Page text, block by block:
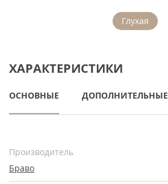
Глухая
ХАРАКТЕРИСТИКИ
ОСНОВНЫЕ ДОПОЛНИТЕЛЬНЫЕ
Производитель
Браво